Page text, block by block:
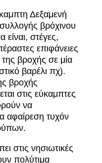
Δεξαμενή
βρόχινου
είναι, στέγες,
επιφάνειες
βροχής σε μία
βαρέλι πχ).
βροχής
στις εύκαμπτες
να
αφαίρεση τυχόν
στις νησιωτικές
πολύτιμα